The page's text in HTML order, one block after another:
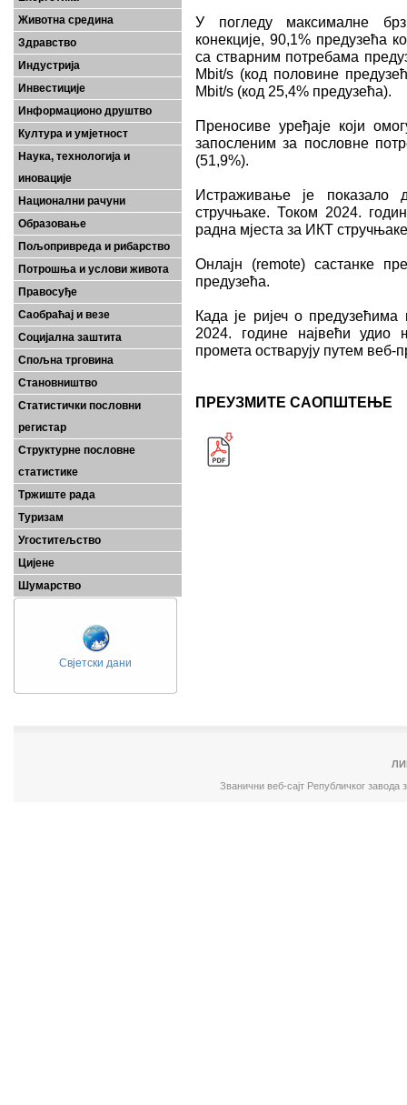
Животна средина
Здравство
Индустрија
Инвестиције
Информационо друштво
Култура и умјетност
Наука, технологија и
иновације
Национални рачуни
Образовање
Пољопривреда и рибарство
Потрошња и услови живота
Правосуђе
Саобраћај и везе
Социјална заштита
Спољна трговина
Становништво
Статистички пословни
регистар
Структурне пословне
статистике
Тржиште рада
Туризам
Угоститељство
Цијене
Шумарство
Свјетски дани
У погледу максималне
конекције, 90,1% предузећа
са стварним потребама
Мbit/s (код половине
Мbit/s (код 25,4% предузећа).
Преносиве уређаје који
запосленим за пословне
(51,9%).
Истраживање је
стручњаке. Током 2024.
радна мјеста за ИКТ
Oнлајн (remote) састанке
предузећа.
Када је ријеч о предузећима
2024. године највећи
промета остварују путем веб-
ПРЕУЗМИТЕ САОПШТЕЊЕ
Званични веб-сајт Републичког